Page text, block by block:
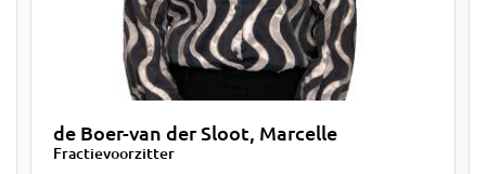
de Boer-van der Sloot, Marcelle
Fractievoorzitter